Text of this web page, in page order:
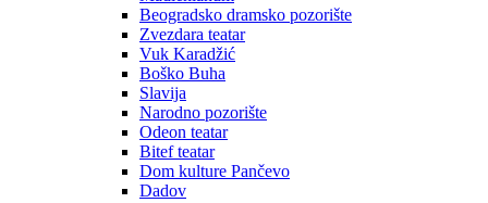
Beogradsko dramsko pozorište
Zvezdara teatar
Vuk Karadžić
Boško Buha
Slavija
Narodno pozorište
Odeon teatar
Bitef teatar
Dom kulture Pančevo
Dadov